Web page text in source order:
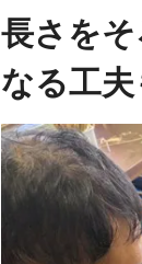
長さを
なる工夫